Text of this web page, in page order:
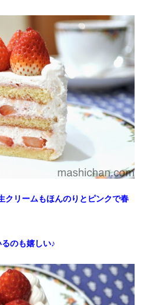
クリームもほんのりとピンクで春
のも嬉しい♪